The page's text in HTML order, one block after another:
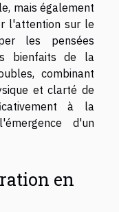
mais également
l'attention sur le
les pensées
bienfaits de la
combinant
et clarté de
à la
d'un
en